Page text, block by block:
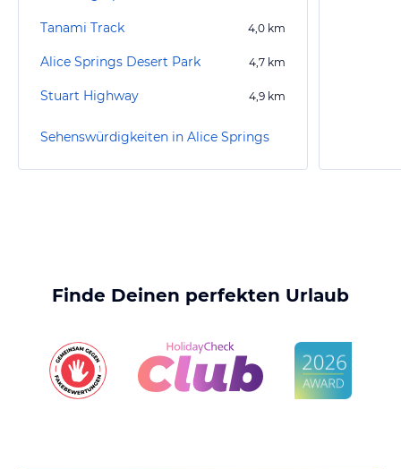
Tanami Track 4,0 km
Alice Springs Desert Park 4,7 km
Stuart Highway 4,9 km
Sehenswürdigkeiten in Alice Springs
Finde Deinen perfekten Urlaub